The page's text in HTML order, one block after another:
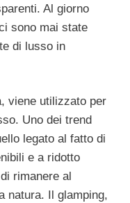
Al giorno
sono mai state
di lusso in
viene utilizzato per
Uno dei trend
legato al fatto di
e a ridotto
rimanere al
natura. Il glamping,